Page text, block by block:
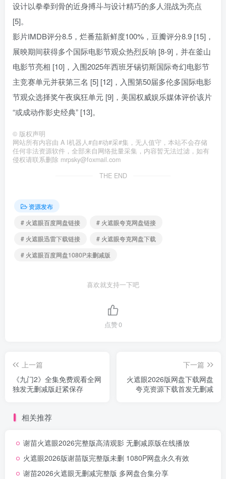
设计以拳拳到骨的近身搏斗与设计精巧的多人混战为亮点
[5]。
影片IMDB评分8.5，烂番茄新鲜度100%，豆瓣评分8.9 [15]，
展映期间获得多个国际电影节观众热烈反响 [8-9]，并在釜山
电影节亮相 [10]，入围2025年西班牙锡切斯国际奇幻电影节
主竞赛单元并获第三名 [5] [12]，入围第50届多伦多国际电影
节观众选择奖午夜疯狂单元 [9]，美国权威娱乐媒体评价该片
“或成动作影史经典” [13]。
© 版权声明
网站所有内容由 A I机器人#自#动#采#集，无人值守，本站不会存储
任何非法资源软件，全部来自网络批量采集，内容暂无法过滤，如有
侵权请联系删除 mrpsky@foxmail.com
THE END
资源发布
# 火遮眼百度网盘链接
# 火遮眼夸克网盘链接
# 火遮眼迅雷下载链接
# 火遮眼夸克网盘下载
# 火遮眼百度网盘1080P未删减版
喜欢就支持一下吧
点赞0
上一篇
《九门2》全集免费观看全网
独发无删减版赶紧保存
下一篇
火遮眼2026版网盘下载网盘
夸克资源下载首发无删减
相关推荐
谢苗火遮眼2026完整版高清观影 无删减原版在线播放
火遮眼2026版谢苗版完整版未删 1080P网盘永久有效
谢苗2026火遮眼无删减完整版 多网盘合集分享